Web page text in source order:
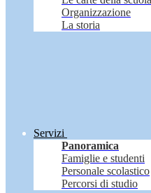
Organizzazione
La storia
Servizi
Panoramica
Famiglie e studenti
Personale scolastico
Percorsi di studio